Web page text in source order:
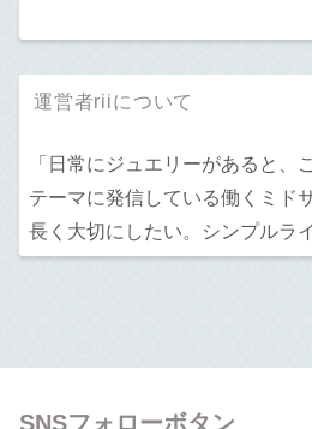
運営者riiについて
「日常にジュエリーがあると、
テーマに発信している働くミド
長く大切にしたい。シンプルライ
SNSフォローボタン